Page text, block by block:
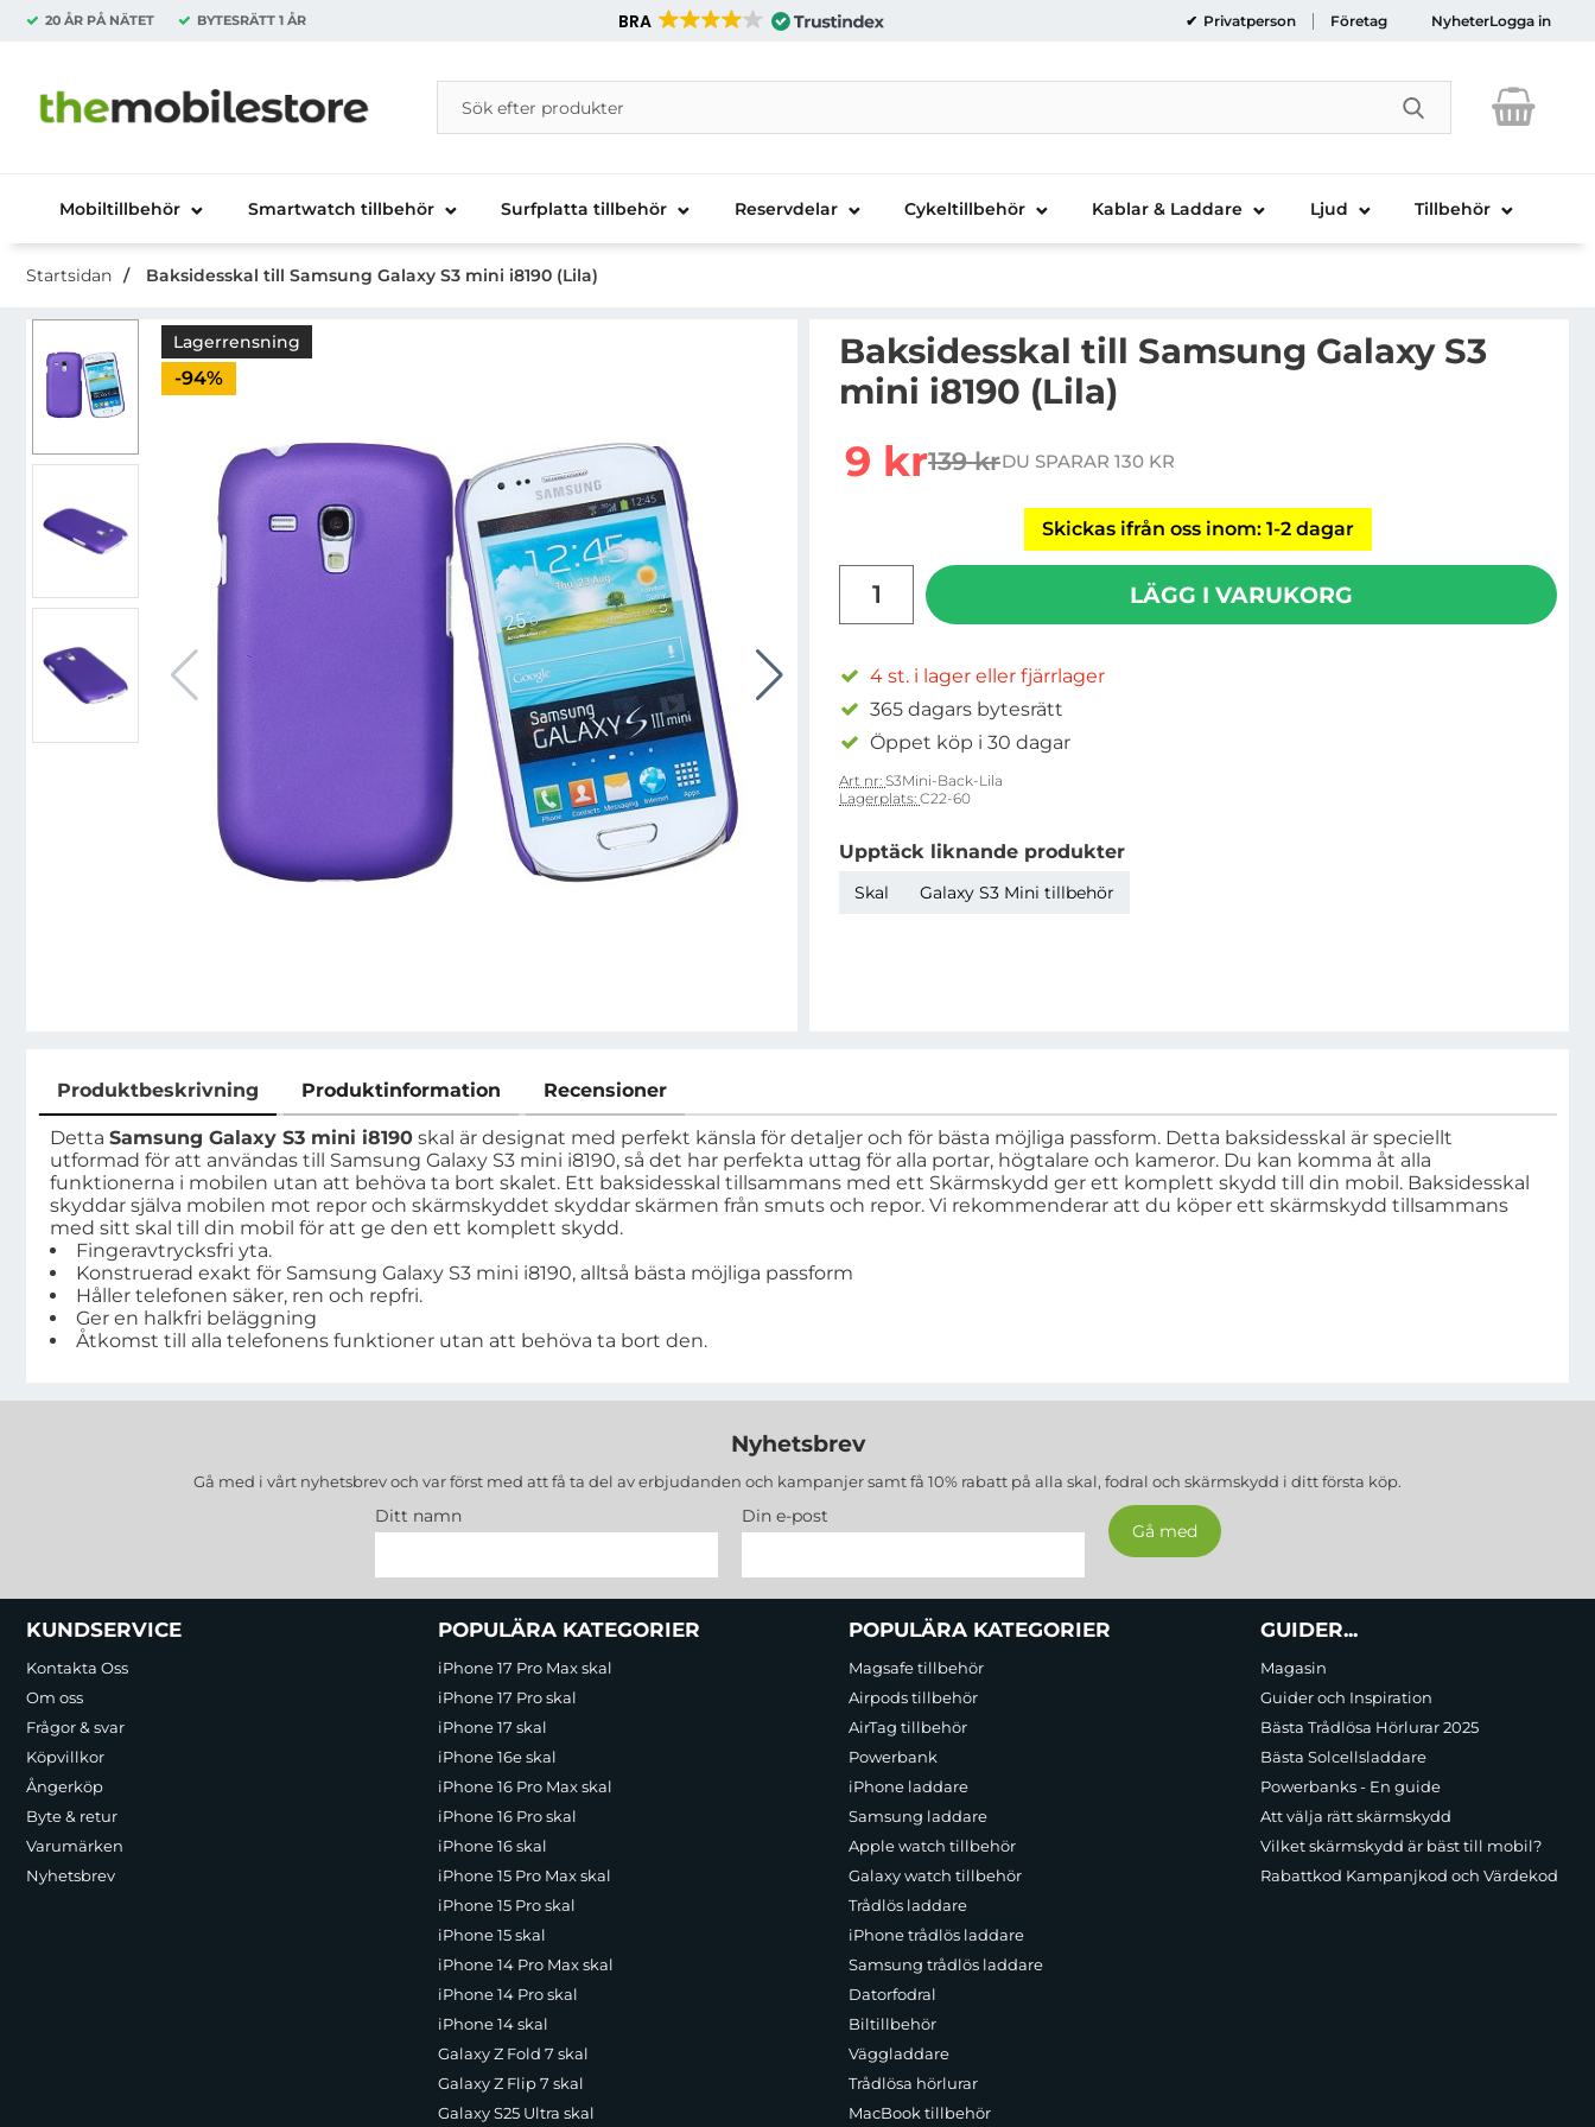
20 ÅR PÅ NÄTET BYTESRÄTT 1 ÅR BRA Privatperson Företag NyheterLogga in
Startsidan för Danira Telecom AB
Sök
Sök på Danira Telecom AB
Genomför
Mobiltillbehör Smartwatch tillbehör Surfplatta tillbehör Reservdelar Cykeltillbehör Kablar & Laddare Ljud Tillbehör
Startsidan Baksidesskal till Samsung Galaxy S3 mini i8190 (Lila)
Lagerrensning
Priset är nedsatt med
-94%
Baksidesskal till Samsung Galaxy S3
mini i8190 (Lila)
rea pris
9 krtidigare pris
139 krDU SPARAR 130 KR
Skickas ifrån oss inom: 1-2 dagar
LÄGG I VARUKORG
4 st. i lager eller fjärrlager
365 dagars bytesrätt
Öppet köp i 30 dagar
Art nr: S3Mini-Back-Lila
Lagerplats: C22-60
Upptäck liknande produkter
Skal Galaxy S3 Mini tillbehör
Produktbeskrivning Produktinformation Recensioner
Produktbeskrivning
Detta Samsung Galaxy S3 mini i8190 skal är designat med perfekt känsla för detaljer och för bästa möjliga passform. Detta baksidesskal är speciellt
utformad för att användas till Samsung Galaxy S3 mini i8190, så det har perfekta uttag för alla portar, högtalare och kameror. Du kan komma åt alla
funktionerna i mobilen utan att behöva ta bort skalet. Ett baksidesskal tillsammans med ett Skärmskydd ger ett komplett skydd till din mobil. Baksidesskal
skyddar själva mobilen mot repor och skärmskyddet skyddar skärmen från smuts och repor. Vi rekommenderar att du köper ett skärmskydd tillsammans
med sitt skal till din mobil för att ge den ett komplett skydd.
Fingeravtrycksfri yta.
Konstruerad exakt för Samsung Galaxy S3 mini i8190, alltså bästa möjliga passform
Håller telefonen säker, ren och repfri.
Ger en halkfri beläggning
Åtkomst till alla telefonens funktioner utan att behöva ta bort den.
Nyhetsbrev
Gå med i vårt nyhetsbrev och var först med att få ta del av erbjudanden och kampanjer samt få 10% rabatt på alla skal, fodral och skärmskydd i ditt första köp.
Ditt namn Din e-post
Sidfot Blandad info och länkar
KUNDSERVICE
Kontakta Oss
Om oss
Frågor & svar
Köpvillkor
Ångerköp
Byte & retur
Varumärken
Nyhetsbrev
POPULÄRA KATEGORIER
iPhone 17 Pro Max skal
iPhone 17 Pro skal
iPhone 17 skal
iPhone 16e skal
iPhone 16 Pro Max skal
iPhone 16 Pro skal
iPhone 16 skal
iPhone 15 Pro Max skal
iPhone 15 Pro skal
iPhone 15 skal
iPhone 14 Pro Max skal
iPhone 14 Pro skal
iPhone 14 skal
Galaxy Z Fold 7 skal
Galaxy Z Flip 7 skal
Galaxy S25 Ultra skal
POPULÄRA KATEGORIER
Magsafe tillbehör
Airpods tillbehör
AirTag tillbehör
Powerbank
iPhone laddare
Samsung laddare
Apple watch tillbehör
Galaxy watch tillbehör
Trådlös laddare
iPhone trådlös laddare
Samsung trådlös laddare
Datorfodral
Biltillbehör
Väggladdare
Trådlösa hörlurar
MacBook tillbehör
GUIDER...
Magasin
Guider och Inspiration
Bästa Trådlösa Hörlurar 2025
Bästa Solcellsladdare
Powerbanks - En guide
Att välja rätt skärmskydd
Vilket skärmskydd är bäst till mobil?
Rabattkod Kampanjkod och Värdekod